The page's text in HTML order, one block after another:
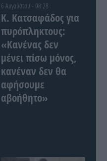
6 Αυγούστου - 08:28
Κ. Κατσαφάδος για
πυρόπληκτους:
«Κανένας δεν
μένει πίσω μόνος,
κανέναν δεν θα
αφήσουμε
αβοήθητο»